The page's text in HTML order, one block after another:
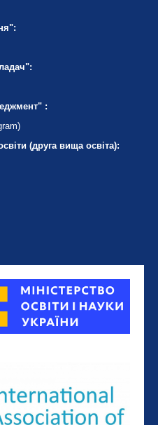
:
(друга вища освіта):